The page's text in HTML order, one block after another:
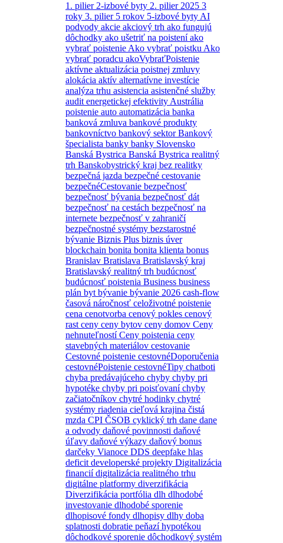
1. pilier 2-izbové byty 2. pilier 2025 3
roky 3. pilier 5 rokov 5-izbové byty AI
podvody akcie akciový trh ako fungujú
dôchodky ako ušetriť na poisteníako
vybrať poistenie Ako vybrať poistku Ako
vybrať poradcu akoVybraťPoistenie
aktívne aktualizácia poistnej zmluvy
alokácia aktív alternatívne investície
analýza trhu asistencia asistenčné služby
audit energetickej efektivity Austrália
poistenie auto automatizácia banka
banková zmluva bankové produkty
bankovníctvo bankový sektorBankový
špecialista banky banky Slovensko
Banská Bystrica Banská Bystrica realitný
trh Banskobystrický kraj bez realitky
bezpečná jazda bezpečné cestovanie
bezpečnéCestovanie bezpečnosť
bezpečnosť bývania bezpečnosť dát
bezpečnosť na cestách bezpečnosť na
internete bezpečnosť v zahraničí
bezpečnostné systémy bezstarostné
bývanie Biznis Plus biznis úver
blockchain bonita bonita klienta bonus
Branislav Bratislava Bratislavský kraj
Bratislavský realitný trh budúcnosť
budúcnosť poistenia Business business
plán byt bývanie bývanie 2026 cash-flow
časová náročnosť celoživotné poistenie
cena cenotvorba cenový pokles cenový
rast ceny ceny bytov ceny domov Ceny
nehnuteľnostíCeny poistenia ceny
stavebných materiálov cestovanie
Cestovné poistenie cestovnéDoporučenia
cestovnéPoistenie cestovnéTipy chatboti
chyba predávajúceho chyby chyby pri
hypotéke chyby pri poisťovaníchyby
začiatočníkov chytré hodinky chytré
systémy riadenia cieľová krajina čistá
mzda CPI ČSOB cyklický trh dane dane
a odvody daňové povinnosti daňové
úľavy daňové výkazy daňový bonus
darčeky Vianoce DDS deepfake hlas
deficit developerské projekty Digitalizácia
financiídigitalizácia realitného trhu
digitálne platformy diverzifikácia
Diverzifikácia portfólia dlh dlhodobé
investovanie dlhodobé sporenie
dlhopisové fondy dlhopisy dlhy doba
splatnosti dobratie peňazí hypotékou
dôchodkové sporenie dôchodkový systém